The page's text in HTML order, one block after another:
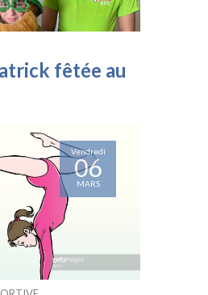
fêtée au
Vendredi
06
MARS